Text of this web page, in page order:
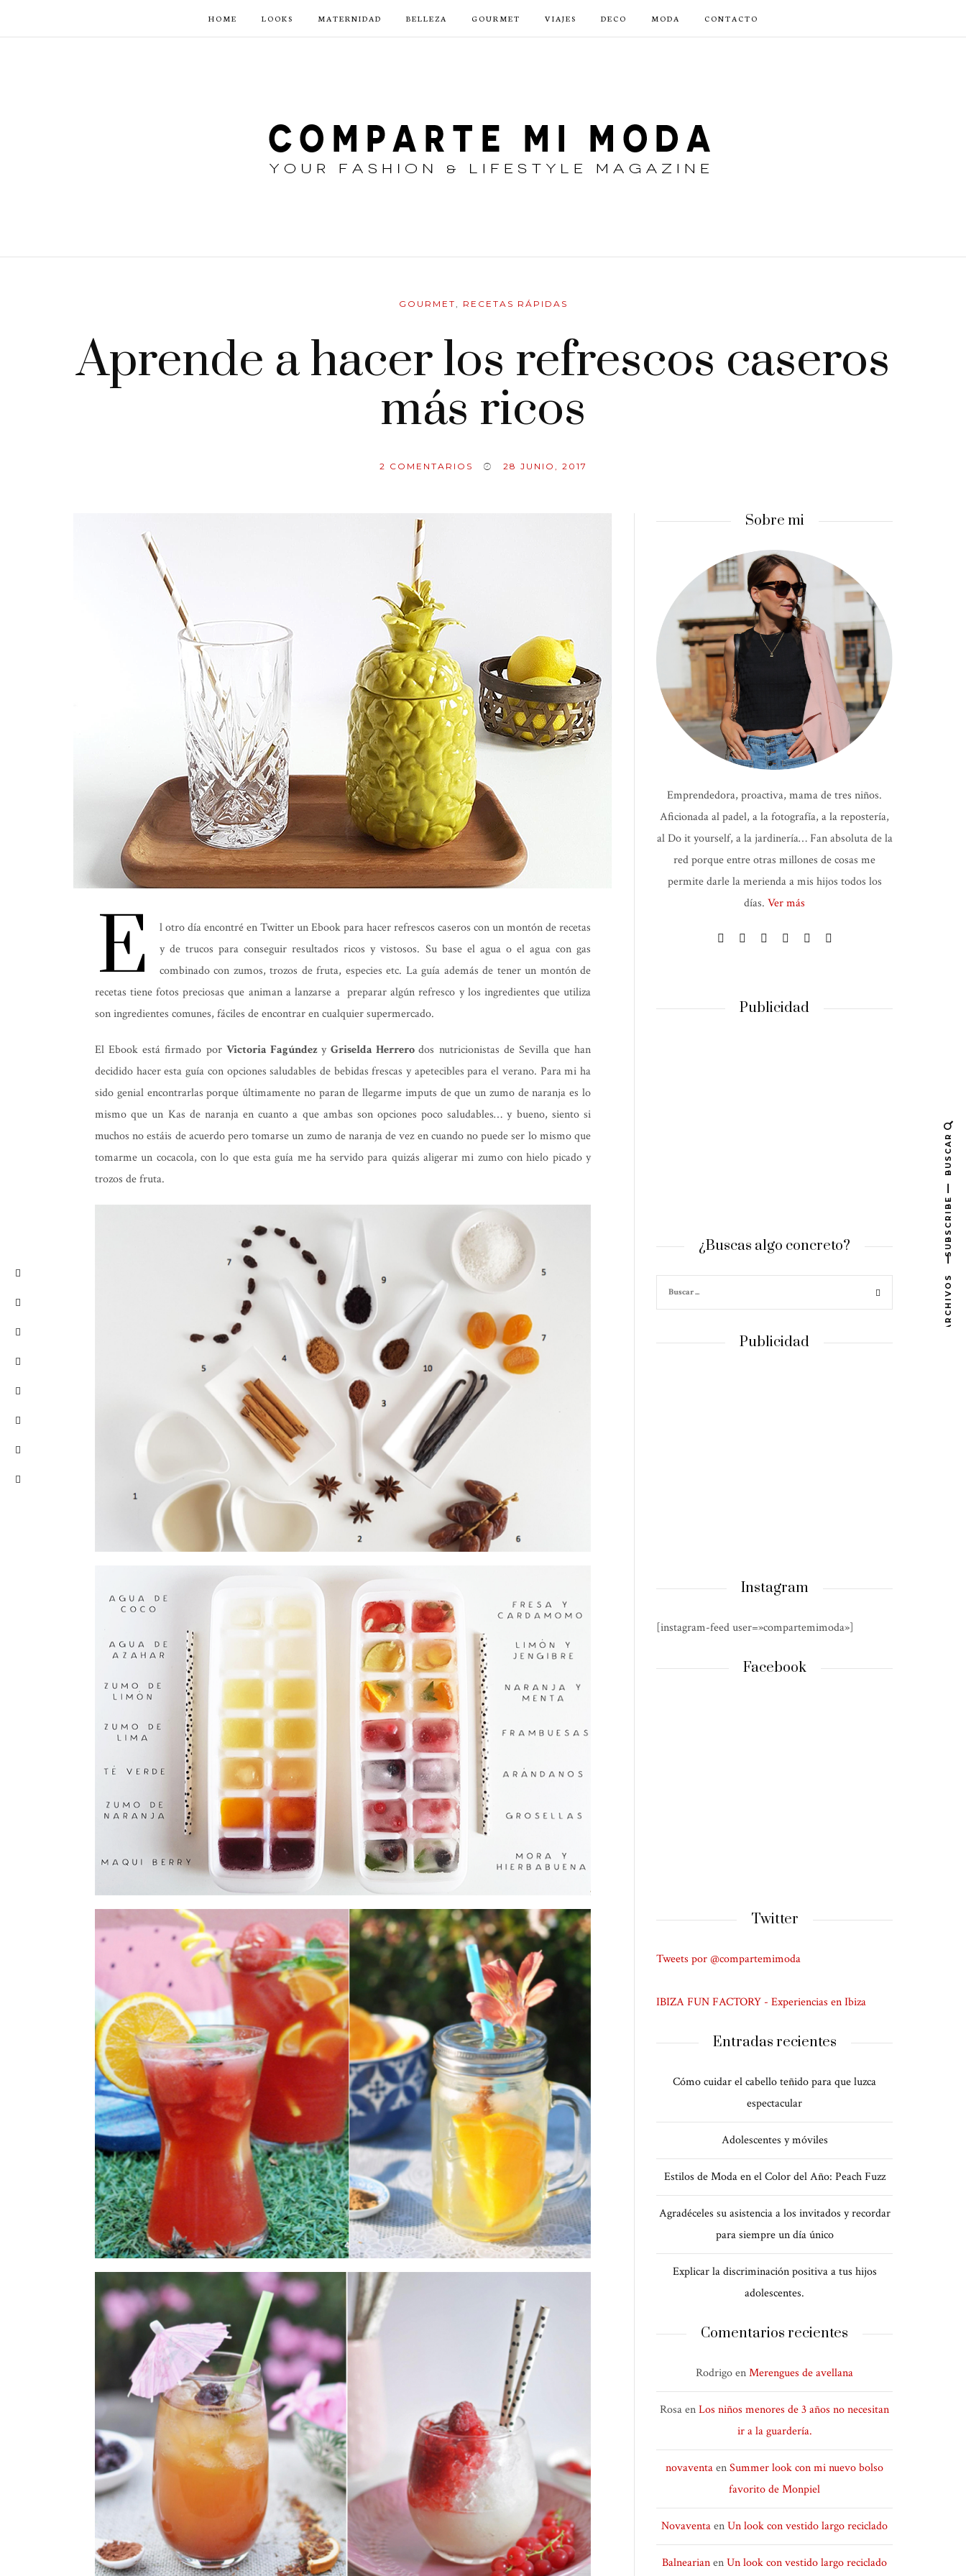
HOME LOOKS MATERNIDAD BELLEZA GOURMET VIAJES DECO MODA CONTACTO
GOURMET, RECETAS RÁPIDAS
Aprende a hacer los refrescos caseros
más ricos
2 COMENTARIOS 28 JUNIO, 2017
E
l otro día encontré en Twitter un Ebook para hacer refrescos caseros con un montón de recetas
y de trucos para conseguir resultados ricos y vistosos. Su base el agua o el agua con gas
combinado con zumos, trozos de fruta, especies etc. La guía además de tener un montón de
recetas tiene fotos preciosas que animan a lanzarse a preparar algún refresco y los ingredientes que utiliza
son ingredientes comunes, fáciles de encontrar en cualquier supermercado.
El Ebook está firmado por Victoria Fagúndez yGriselda Herrerodos nutricionistas de Sevilla que han
decidido hacer esta guía con opciones saludables de bebidas frescas y apetecibles para el verano. Para mi ha
sido genial encontrarlas porque últimamente no paran de llegarme imputs de que un zumo de naranja es lo
mismo que un Kas de naranja en cuanto a que ambas son opciones poco saludables… y bueno, siento si
muchos no estáis de acuerdo pero tomarse un zumo de naranja de vez en cuando no puede ser lo mismo que
tomarme un cocacola, con lo que esta guía me ha servido para quizás aligerar mi zumo con hielo picado y
trozos de fruta.
Sobre mi
Emprendedora, proactiva, mama de tres niños.
Aficionada al padel, a la fotografía, a la repostería,
al Do it yourself, a la jardinería… Fan absoluta de la
red porque entre otras millones de cosas me
permite darle la merienda a mis hijos todos los
días. Ver más
Publicidad
¿Buscas algo concreto?
Publicidad
Instagram
[instagram-feed user=»compartemimoda»]
Facebook
Twitter
Tweets por @compartemimoda
IBIZA FUN FACTORY - Experiencias en Ibiza
Entradas recientes
Cómo cuidar el cabello teñido para que luzca
espectacular
Adolescentes y móviles
Estilos de Moda en el Color del Año: Peach Fuzz
Agradéceles su asistencia a los invitados y recordar
para siempre un día único
Explicar la discriminación positiva a tus hijos
adolescentes.
Comentarios recientes
RodrigoenMerengues de avellana
RosaenLos niños menores de 3 años no necesitan
ir a la guardería.
novaventaenSummer look con mi nuevo bolso
favorito de Monpiel
NovaventaenUn look con vestido largo reciclado
BalnearianenUn look con vestido largo reciclado
BUSCAR
SUBSCRIBE
ARCHIVOS